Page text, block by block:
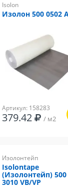
Isolon
Изолон 500 0502
Артикул: 158283
379.42 / м2
Изолонтейп
Isolontape
(Изолонтейп) 500
3010 VB/VP